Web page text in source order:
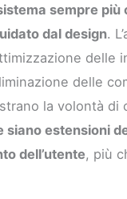
sempre più
dal design.
delle
delle
la volontà di
siano estensioni
dell’utente, più